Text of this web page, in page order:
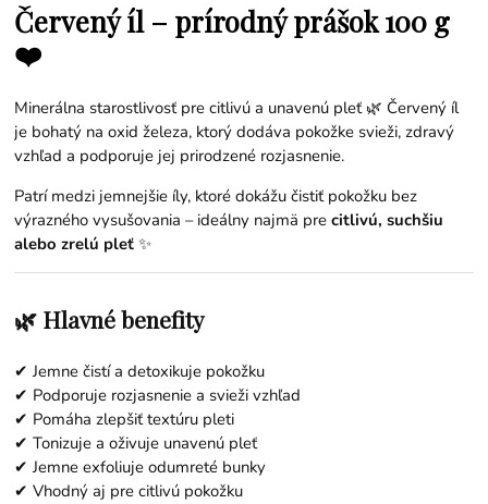
Červený íl – prírodný prášok 100 g
❤️
Minerálna starostlivosť pre citlivú a unavenú pleť 🌿 Červený íl
je bohatý na oxid železa, ktorý dodáva pokožke svieži, zdravý
vzhľad a podporuje jej prirodzené rozjasnenie.
Patrí medzi jemnejšie íly, ktoré dokážu čistiť pokožku bez
výrazného vysušovania – ideálny najmä precitlivú, suchšiu
alebo zrelú pleť ✨
🌿 Hlavné benefity
✔ Jemne čistí a detoxikuje pokožku
✔ Podporuje rozjasnenie a svieži vzhľad
✔ Pomáha zlepšiť textúru pleti
✔ Tonizuje a oživuje unavenú pleť
✔ Jemne exfoliuje odumreté bunky
✔ Vhodný aj pre citlivú pokožku